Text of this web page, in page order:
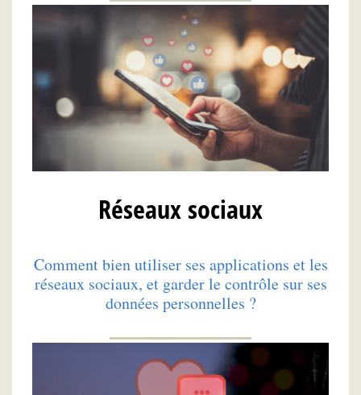
Réseaux sociaux
Comment bien utiliser ses applications et les
réseaux sociaux, et garder le contrôle sur ses
données personnelles ?